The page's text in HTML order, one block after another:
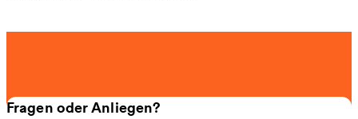
Fragen oder Anliegen?